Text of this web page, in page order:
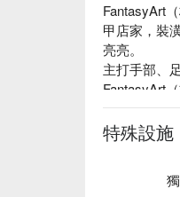
FantasyArt
甲店家，裝
亮亮。
主打手部、
FantasyArt
FantasyArt
FantasyArt
理，如消毒
特殊設施